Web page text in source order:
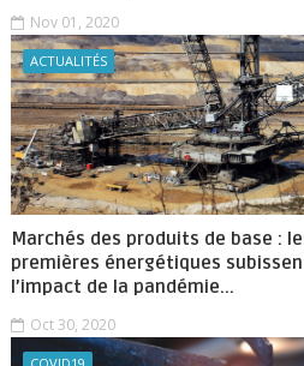
Nov 01, 2020
ACTUALITÉS
Marchés des produits de base :
premières énergétiques
l’impact de la pandémie...
Oct 30, 2020